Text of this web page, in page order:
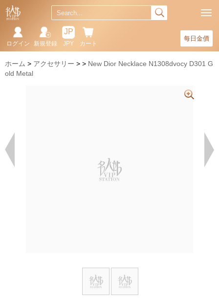
每日金價
カート
JP
JPY
新規登録
ログイン
ホーム アクセサリー
New Dior Necklace N1308dvocy D301 G
old Metal